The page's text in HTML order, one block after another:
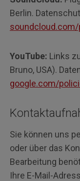
Berlin.
YouTube: Links
Bruno, USA).
google.com/
Sie können uns
oder über das
Bearbeitung
Ihre E-Mail-